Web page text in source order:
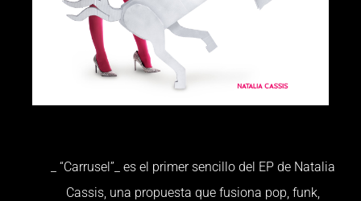
_ “Carrusel”_ es el primer sencillo del EP de Natalia
Cassis, una propuesta que fusiona pop, funk,